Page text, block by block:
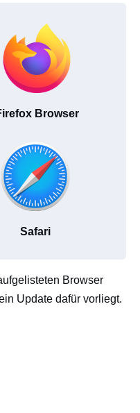
Browser
Safari
Browser
Update dafür vorliegt.